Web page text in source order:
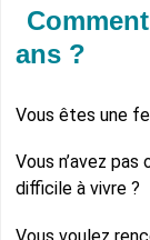
ans ?
Vous êtes une
Vous n’avez
difficile à vivre ?
Vous voulez